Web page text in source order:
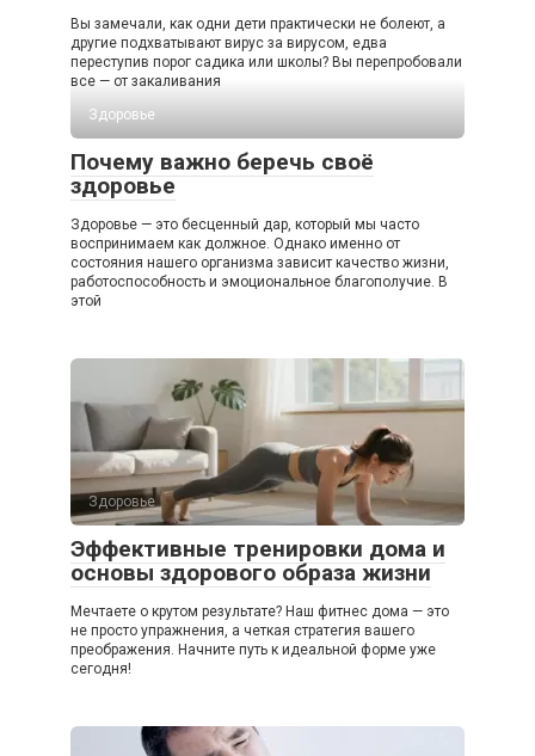
Вы замечали, как одни дети практически не болеют, а
другие подхватывают вирус за вирусом, едва
переступив порог садика или школы? Вы перепробовали
все — от закаливания
Здоровье
Почему важно беречь своё
здоровье
Здоровье — это бесценный дар, который мы часто
воспринимаем как должное. Однако именно от
состояния нашего организма зависит качество жизни,
работоспособность и эмоциональное благополучие. В
этой
Здоровье
Эффективные тренировки дома и
основы здорового образа жизни
Мечтаете о крутом результате? Наш фитнес дома — это
не просто упражнения, а четкая стратегия вашего
преображения. Начните путь к идеальной форме уже
сегодня!